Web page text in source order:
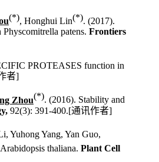
(*), Honghui Lin(*). (2017).
Physcomitrella patens. Frontiers
PROTEASES function in
者]
Zhou(*). (2016). Stability and
92(3): 391-400.[通讯作者]
Yuhong Yang, Yan Guo,
Arabidopsis thaliana. Plant Cell